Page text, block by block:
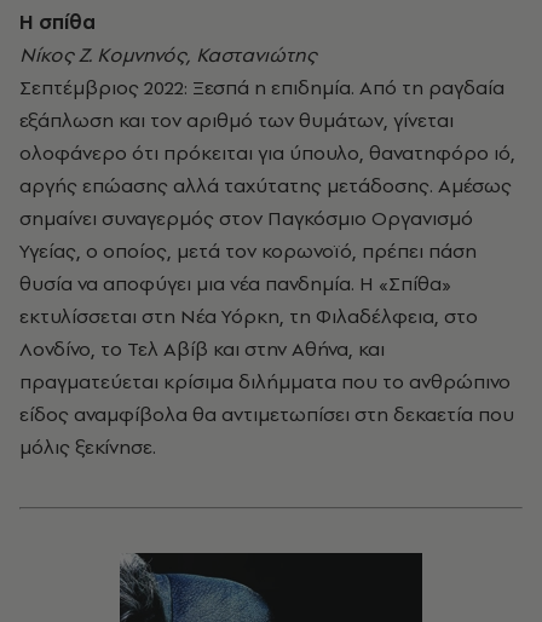
Η σπίθα
Νίκος Ζ. Κομνηνός, Καστανιώτης
Σεπτέμβριος 2022: Ξεσπά η επιδημία. Από τη ραγδαία
εξάπλωση και τον αριθμό των θυμάτων, γίνεται
ολοφάνερο ότι πρόκειται για ύπουλο, θανατηφόρο ιό,
αργής επώασης αλλά ταχύτατης μετάδοσης. Αμέσως
σημαίνει συναγερμός στον Παγκόσμιο Οργανισμό
Υγείας, ο οποίος, μετά τον κορωνοϊό, πρέπει πάση
θυσία να αποφύγει μια νέα πανδημία. Η «Σπίθα»
εκτυλίσσεται στη Νέα Υόρκη, τη Φιλαδέλφεια, στο
Λονδίνο, το Τελ Αβίβ και στην Αθήνα, και
πραγματεύεται κρίσιμα διλήμματα που το ανθρώπινο
είδος αναμφίβολα θα αντιμετωπίσει στη δεκαετία που
μόλις ξεκίνησε.